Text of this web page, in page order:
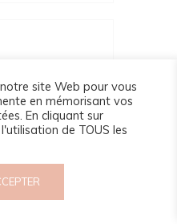
site Web pour vous
en mémorisant vos
En cliquant sur
de TOUS les